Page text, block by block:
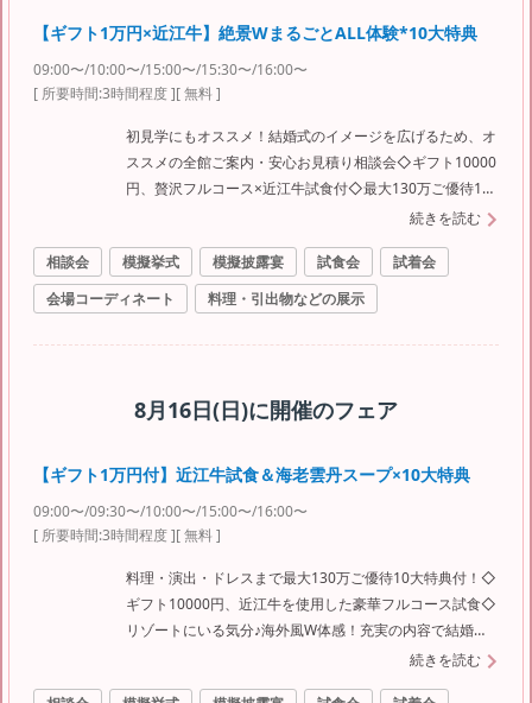
【ギフト1万円×近江牛】絶景WまるごとALL体験*10大特典
09:00〜/10:00〜/15:00〜/15:30〜/16:00〜
[ 所要時間:3時間程度][ 無料 ]
初見学にもオススメ！結婚式のイメージを広げるため、オ
ススメの全館ご案内・安心お見積り相談会◇ギフト10000
円、贅沢フルコース×近江牛試食付◇最大130万ご優待10
続きを読む
相談会 模擬挙式 模擬披露宴 試食会
試着会
会場コーディネート
料理・引出物などの展示
8月16日(日)に開催のフェア
【ギフト1万円付】近江牛試食＆海老雲丹スープ×10大特典
09:00〜/09:30〜/10:00〜/15:00〜/16:00〜
[ 所要時間:3時間程度][ 無料 ]
料理・演出・ドレスまで最大130万ご優待10大特典付！◇
ギフト10000円、近江牛を使用した豪華フルコース試食◇
リゾートにいる気分♪海外風W体感！充実の内容で結婚式
続きを読む